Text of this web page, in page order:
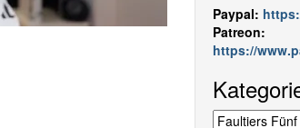
Paypal:
Patreon:
https://
Kategorien